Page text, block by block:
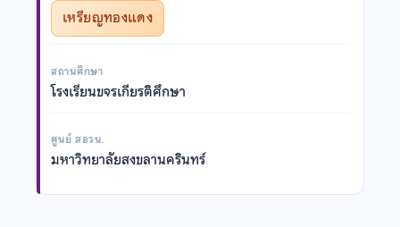
เหรียญทองแดง
สถานศึกษา
โรงเรียนขจรเกียรติศึกษา
ศูนย์ สอวน.
มหาวิทยาลัยสงขลานครินทร์